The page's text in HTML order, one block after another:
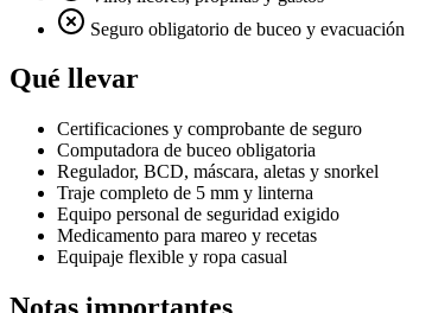
Seguro obligatorio de buceo y evacuación
Qué llevar
Certificaciones y comprobante de seguro
Computadora de buceo obligatoria
Regulador, BCD, máscara, aletas y snorkel
Traje completo de 5 mm y linterna
Equipo personal de seguridad exigido
Medicamento para mareo y recetas
Equipaje flexible y ropa casual